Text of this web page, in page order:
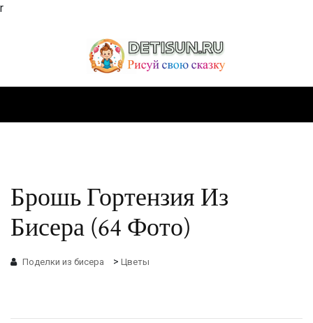
r
Брошь Гортензия Из
Бисера (64 Фото)
Поделки из бисера > Цветы